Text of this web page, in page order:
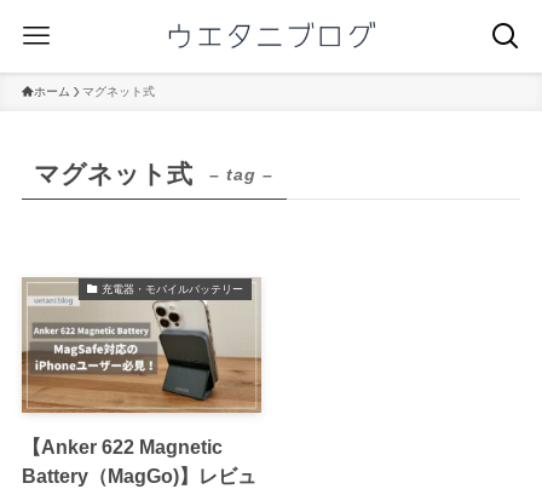
ホーム マグネット式
マグネット式 – tag –
充電器・モバイルバッテリー
【Anker 622 Magnetic
Battery（MagGo)】レビュ